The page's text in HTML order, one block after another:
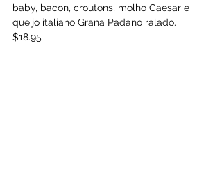
baby, bacon, croutons, molho Caesar e
queijo italiano Grana Padano ralado.
$18.95